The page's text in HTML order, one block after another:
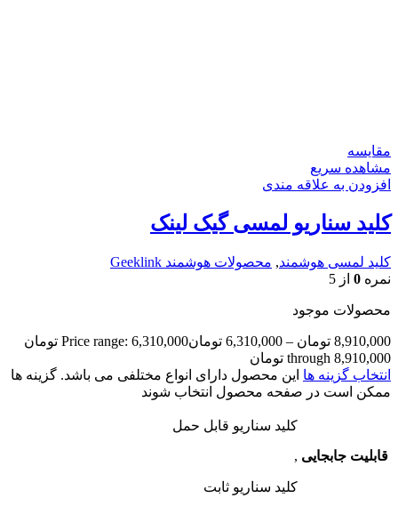
مقایسه
مشاهده سریع
افزودن به علاقه مندی
کلید سناریو لمسی گیک لینک
کلید لمسی هوشمند, محصولات هوشمند Geeklink
نمره 0 از 5
محصولات موجود
8,910,000 تومان –
6,310,000 تومان
Price range: 6,310,000 تومان
through 8,910,000 تومان
انتخاب گزینه ها این محصول دارای انواع مختلفی می باشد. گزینه ها
ممکن است در صفحه محصول انتخاب شوند
قابلیت جابجایی
کلید سناریو قابل حمل
,
کلید سناریو ثابت